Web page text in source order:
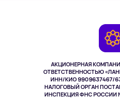
АКЦИОНЕРНАЯ
ОТВЕТСТВЕННОСТЬЮ
ИНН/КИО 9909637467/
НАЛОГОВЫЙ ОРГАН
ИНСПЕКЦИЯ ФНС РОССИИ
Здоровье питомцев